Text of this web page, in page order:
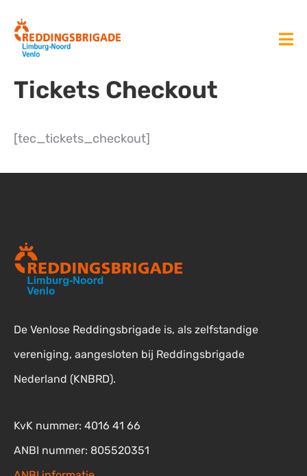
Tickets Checkout
[tec_tickets_checkout]
De Venlose Reddingsbrigade is, als zelfstandige
vereniging, aangesloten bij Reddingsbrigade
Nederland (KNBRD).
KvK nummer: 4016 41 66
ANBI nummer: 805520351